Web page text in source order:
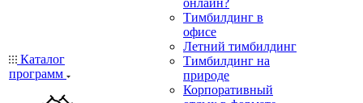
Каталог
программ
онлайн?
Тимбилдинг в
офисе
Летний тимбилдинг
Тимбилдинг на
природе
Корпоративный